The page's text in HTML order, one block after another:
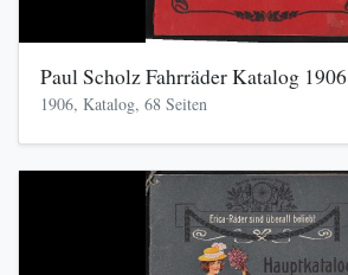
Paul Scholz Fahrräder Katalog 1906
1906, Katalog, 68 Seiten